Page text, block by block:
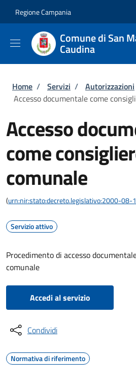
Regione Campania
Comune di San
Caudina
Briciole di pane
Home / Servizi / Autorizzazioni
Accesso documentale come
Accesso
come
comunale
(urn:nir:stato:decreto.legislativo:2000-08-
Servizio attivo
Procedimento di accesso
comunale
Accedi al servizio
Condividi
Normativa di riferimento